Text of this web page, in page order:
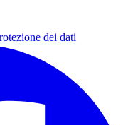
dei dati